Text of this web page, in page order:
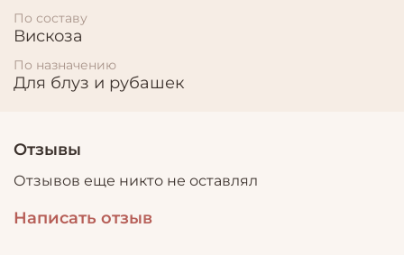
По составу
Вискоза
По назначению
Для блуз и рубашек
Отзывы
Отзывов еще никто не оставлял
Написать отзыв